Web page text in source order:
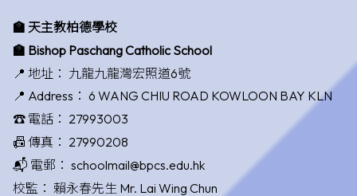
🏫 天主教柏德學校
🏫 Bishop Paschang Catholic School
📍 地址： 九龍九龍灣宏照道6號
📍 Address： 6 WANG CHIU ROAD KOWLOON BAY KLN
☎️ 電話： 27993003
📠 傳真： 27990208
📬 電郵： schoolmail@bpcs.edu.hk
校監： 賴永春先生 Mr. Lai Wing Chun